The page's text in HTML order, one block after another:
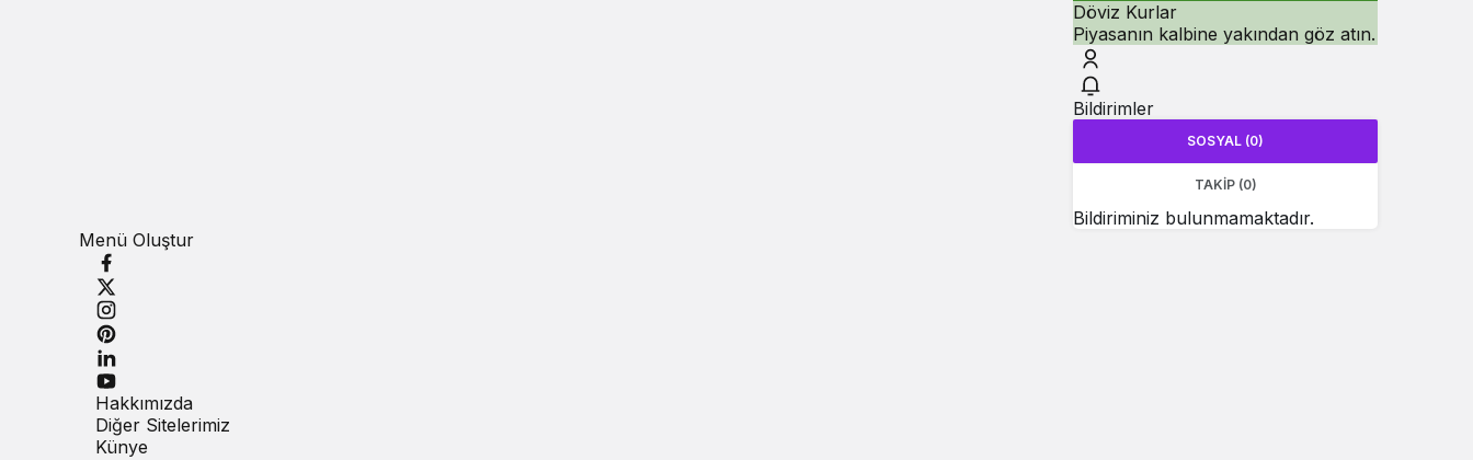
Döviz Kurlar
Piyasanın kalbine yakından göz atın.
Bildirimler
SOSYAL (0)
TAKIP (0)
Bildiriminiz bulunmamaktadır.
Menü Oluştur
Hakkımızda
Diğer Sitelerimiz
Künye